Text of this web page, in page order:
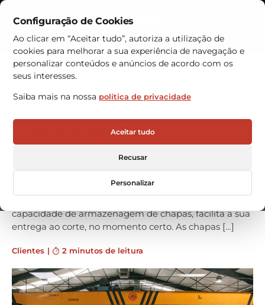
Configuração de Cookies
Ao clicar em “Aceitar tudo”, autoriza a utilização de
cookies para melhorar a sua experiência de navegação e
personalizar conteúdos e anúncios de acordo com os
seus interesses.
Saiba mais na nossa política de privacidade
Aceitar tudo
Recusar
Personalizar
Contactos
VRC instala armazém
automático de chapas na
CONDE EDNOC
A empresa CONDE EDNOC (Madrid, Espanha)
especialista na fabricação de peças de aço inoxidável,
ferro e alumínio, adquiriu um armazém automático de
chapas a instalar junto ao centro de corte a laser. Esta
capacidade de armazenagem de chapas, facilita a sua
entrega ao corte, no momento certo. As chapas […]
Clientes | 2 minutos de leitura